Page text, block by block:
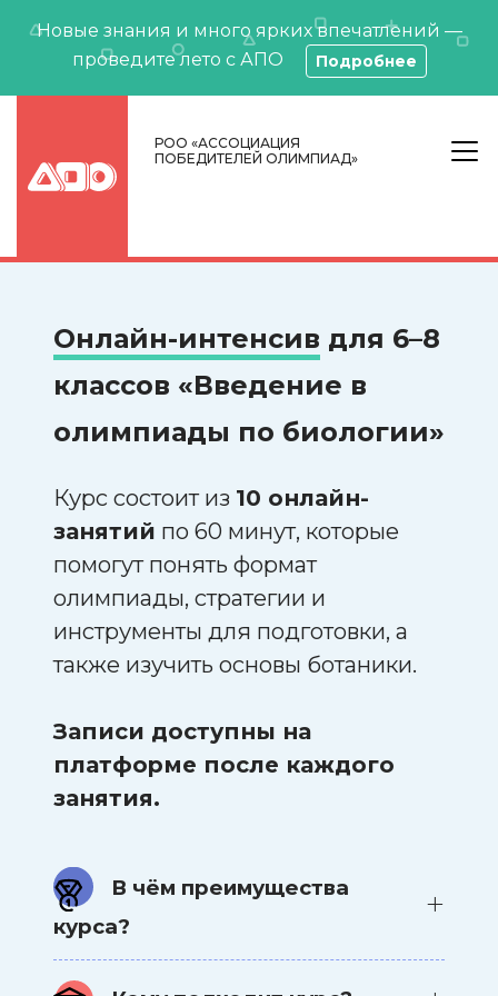
Новые знания и много ярких впечатлений —
проведите лето с АПО
Подробнее
РОО «АССОЦИАЦИЯ
ПОБЕДИТЕЛЕЙ ОЛИМПИАД»
Онлайн-интенсив для 6–8
классов «Введение в
олимпиады по биологии»
Курс состоит из 10 онлайн-
занятий по 60 минут, которые
помогут понять формат
олимпиады, стратегии и
инструменты для подготовки, а
также изучить основы ботаники.
Записи доступны на
платформе после каждого
занятия.
В чём преимущества
курса?